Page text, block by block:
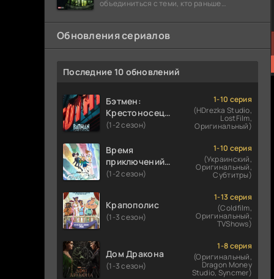
объединиться с теми, кто раньше
Икс,
Обновления сериалов
Последние 10 обновлений
Бэтмен:
Крестоносец в
плаще
(1-2 сезон)
1-10 серия
(HDrezka Studio,
LostFilm,
Оригинальный)
Время
приключений:
Фионна и Кейк
(1-2 сезон)
1-10 серия
(Украинский,
Оригинальный,
Субтитры)
Крапополис
(1-3 сезон)
1-13 серия
(Coldfilm,
Оригинальный,
TVShows)
Дом Дракона
(1-3 сезон)
1-8 серия
(Оригинальный,
Dragon Money
Studio, Syncmer)